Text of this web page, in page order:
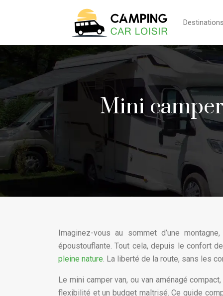
Mini
Imaginez-vous au sommet d’une
époustouflante. Tout cela, depuis le confort
pleine nature. La liberté de la route, sans les
Le mini camper van, ou van aménagé
flexibilité et un budget maîtrisé. Ce guide